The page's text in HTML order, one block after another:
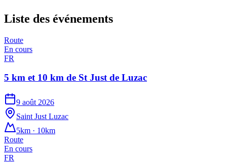
Liste des événements
Route
En cours
FR
5 km et 10 km de St Just de Luzac
9 août 2026
Saint Just Luzac
5km · 10km
Route
En cours
FR